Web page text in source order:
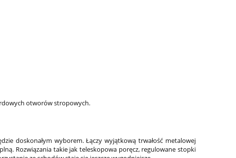
otworów stropowych.
doskonałym wyborem. Łączy wyjątkową trwałość metalowej
Rozwiązania takie jak teleskopowa poręcz, regulowane stopki